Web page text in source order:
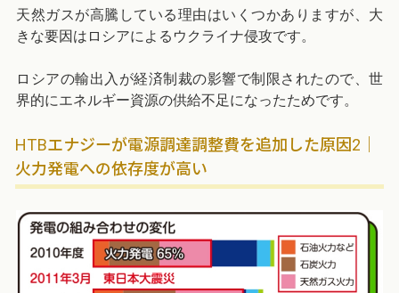
天然ガスが高騰している理由はいくつかありますが、大
きな要因はロシアによるウクライナ侵攻です。
ロシアの輸出入が経済制裁の影響で制限されたので、世
界的にエネルギー資源の供給不足になったためです。
HTBエナジーが電源調達調整費を追加した原因2｜
火力発電への依存度が高い